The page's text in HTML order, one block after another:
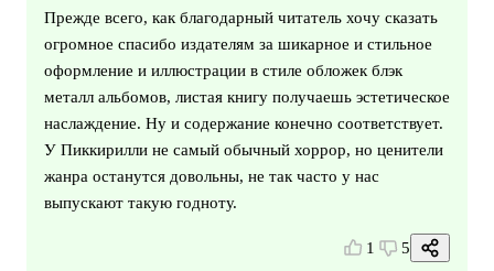
Прежде всего, как благодарный читатель хочу сказать
огромное спасибо издателям за шикарное и стильное
оформление и иллюстрации в стиле обложек блэк
металл альбомов, листая книгу получаешь эстетическое
наслаждение. Ну и содержание конечно соответствует.
У Пиккирилли не самый обычный хоррор, но ценители
жанра останутся довольны, не так часто у нас
выпускают такую годноту.
1 5